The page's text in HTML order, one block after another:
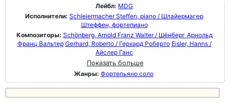
Лейбл: MDG
Исполнители: Schleiermacher Steffen, piano / Шлайермагер
Штеффен, фортепиано
Композиторы: Schönberg, Arnold Franz Walter / Шёнберг Арнольд
Франц Вальтер Gerhard, Roberto / Герхард Роберто Eisler, Hanns /
Айслер Ганс
Показать больше
Жанры: Фортепьяно соло